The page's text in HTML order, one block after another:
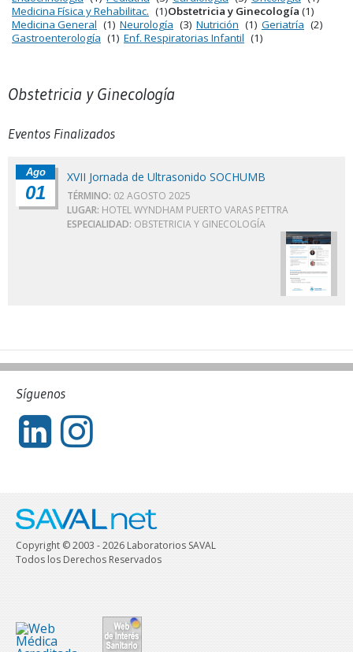
Medicina Física y Rehabilitac. (1)Obstetricia y Ginecología (1)
Medicina General (1) Neurología (3) Nutrición (1) Geriatría (2)
Gastroenterología (1) Enf. Respiratorias Infantil (1)
Obstetricia y Ginecología
Eventos Finalizados
Ago
01
XVII Jornada de Ultrasonido SOCHUMB
TÉRMINO: 02 AGOSTO 2025
LUGAR: HOTEL WYNDHAM PUERTO VARAS PETTRA
ESPECIALIDAD: OBSTETRICIA Y GINECOLOGÍA
Síguenos
Copyright © 2003 - 2026 Laboratorios SAVAL
Todos los Derechos Reservados